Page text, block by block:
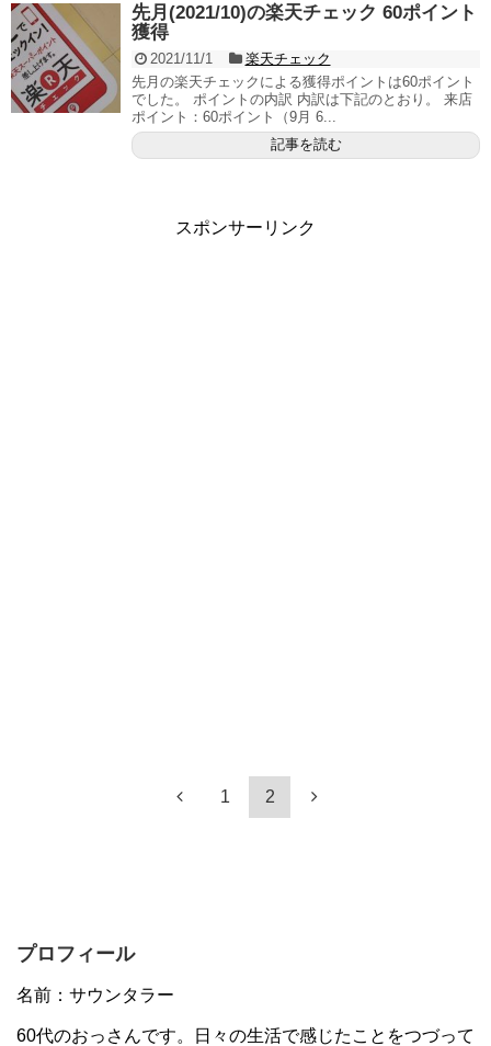
先月(2021/10)の楽天チェック 60ポイント
獲得
2021/11/1
楽天チェック
先月の楽天チェックによる獲得ポイントは60ポイント
でした。 ポイントの内訳 内訳は下記のとおり。 来店
ポイント：60ポイント（9月 6...
記事を読む
スポンサーリンク
1 2
プロフィール
名前：サウンタラー
60代のおっさんです。日々の生活で感じたことをつづって